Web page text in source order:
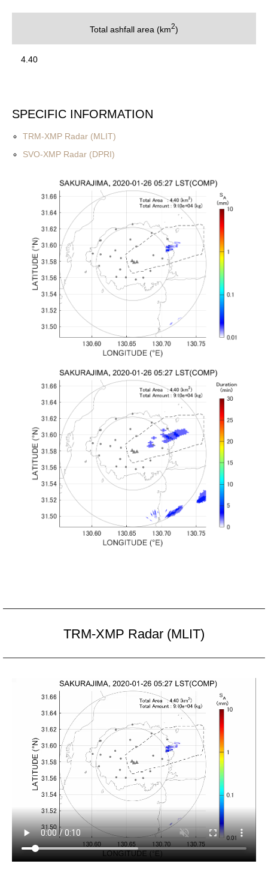
Total ashfall area (km2)
4.40
SPECIFIC INFORMATION
TRM-XMP Radar (MLIT)
SVO-XMP Radar (DPRI)
TRM-XMP Radar (MLIT)